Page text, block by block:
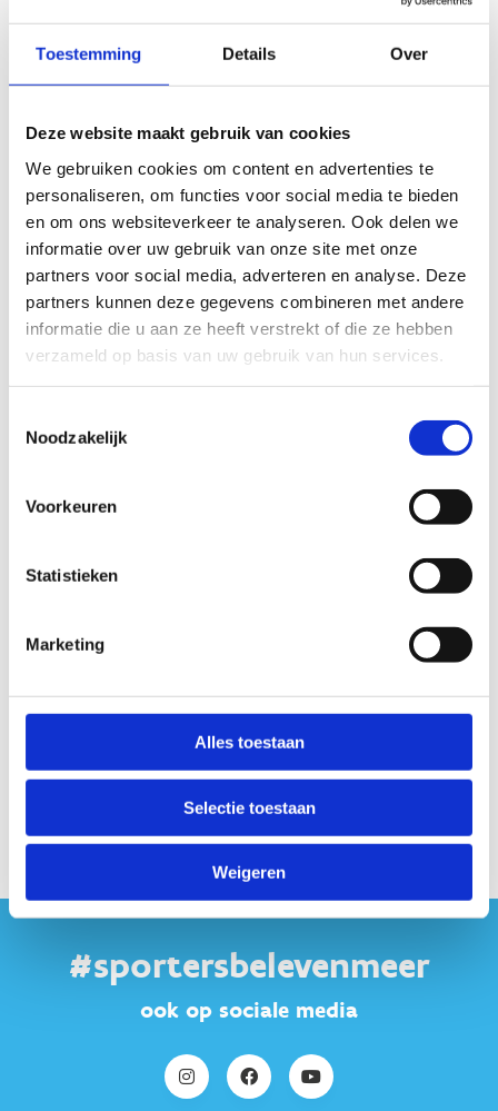
Toestemming Details Over
Deze website maakt gebruik van cookies
We gebruiken cookies om content en advertenties te
personaliseren, om functies voor social media te bieden
en om ons websiteverkeer te analyseren. Ook delen we
informatie over uw gebruik van onze site met onze
partners voor social media, adverteren en analyse. Deze
partners kunnen deze gegevens combineren met andere
informatie die u aan ze heeft verstrekt of die ze hebben
verzameld op basis van uw gebruik van hun services.
Noodzakelijk
Voorkeuren
Statistieken
Marketing
Alles toestaan
Selectie toestaan
Weigeren
onderstaande knop op 'Alles toestaan' of zet de 'Marketing
cookies' aan en klik op 'Selectie toestaan'.
Test 4: TYI-test
Het platform dat we gebruiken om deze video af te spelen
maakt gebruik van marketing cookies. Klik in
onderstaande knop op 'Alles toestaan' of zet de 'Marketing
cookies' aan en klik op 'Selectie toestaan'.
Verander cookie settings
Test 5: Schoudervuistje
onderstaande knop op 'Alles toestaan' of zet de 'Marketing
Verander cookie settings
#sportersbelevenmeer
ook op sociale media